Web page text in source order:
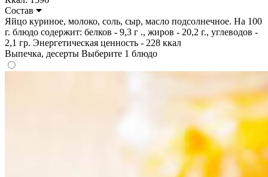
Состав
Яйцо куриное, молоко, соль, сыр, масло подсолнечное. На 100
г. блюдо содержит: белков - 9,3 г ., жиров - 20,2 г., углеводов -
2,1 гр. Энергетическая ценность - 228 ккал
Выпечка, десерты Выберите 1 блюдо